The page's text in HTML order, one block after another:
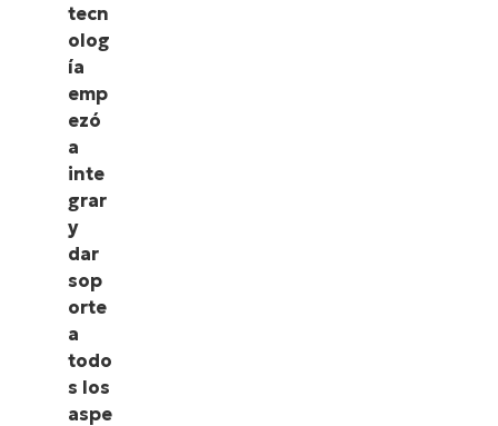
tecn
olog
ía
emp
ezó
a
inte
grar
y
dar
sop
orte
a
todo
s los
aspe